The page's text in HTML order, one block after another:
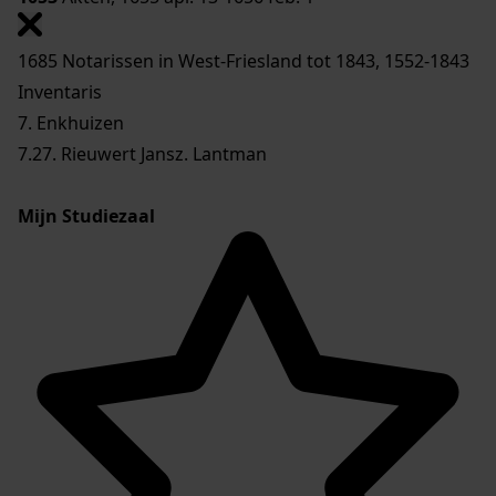
1685 Notarissen in West-Friesland tot 1843, 1552-1843
Inventaris
7. Enkhuizen
7.27. Rieuwert Jansz. Lantman
Mijn Studiezaal